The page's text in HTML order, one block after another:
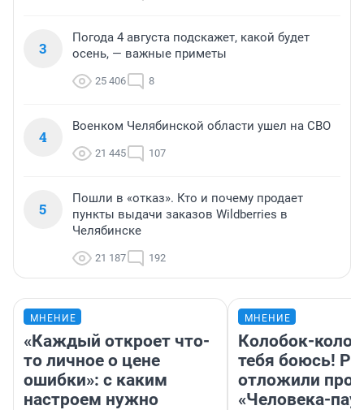
3
Погода 4 августа подскажет, какой будет
осень, — важные приметы
25 406 8
4
Военком Челябинской области ушел на СВО
21 445 107
5
Пошли в «отказ». Кто и почему продает
пункты выдачи заказов Wildberries в
Челябинске
21 187 192
МНЕНИЕ
«Каждый откроет что-
то личное о цене
ошибки»: с каким
настроем нужно
МНЕНИЕ
Колобок-
тебя боюсь!
отложили
«Человека-